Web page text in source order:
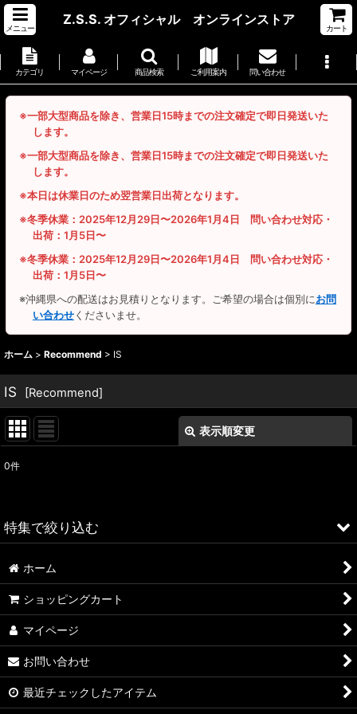
メニュー
Z.S.S. オフィシャル オンラインストア
カート
カテゴリ マイページ 商品検索 ご利用案内 問い合わせ
※一部大型商品を除き、営業日15時までの注文確定で即日発送いた
します。
※一部大型商品を除き、営業日15時までの注文確定で即日発送いた
します。
※本日は休業日のため翌営業日出荷となります。
※冬季休業：2025年12月29日〜2026年1月4日 問い合わせ対応・
出荷：1月5日〜
※冬季休業：2025年12月29日〜2026年1月4日 問い合わせ対応・
出荷：1月5日〜
※沖縄県への配送はお見積りとなります。ご希望の場合は個別にお問
い合わせくださいませ。
ホーム > Recommend > IS
IS [Recommend]
表示順変更
並び順:
0件
特集で絞り込む
ALFA ROMEO > 156
ALFA ROMEO > 147
ALFA ROMEO > 159
A4
ホーム
ショッピングカート
マイページ
お問い合わせ
最近チェックしたアイテム